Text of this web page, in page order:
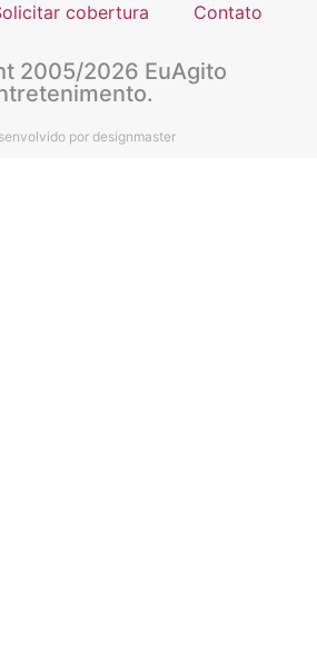
cobertura Contato
2005/2026 EuAgito
por designmaster